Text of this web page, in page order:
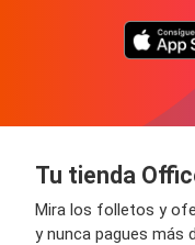
Tu tienda
Mira los folletos y
y nunca pagues más